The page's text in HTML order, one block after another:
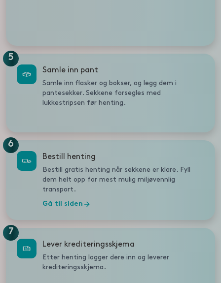
5
Samle inn pant
Samle inn flasker og bokser, og legg dem i
pantesekker. Sekkene forsegles med
lukkestripsen før henting.
6
Bestill henting
Bestill gratis henting når sekkene er klare. Fyll
dem helt opp for mest mulig miljøvennlig
transport.
Gå til siden
7
Lever krediteringsskjema
Etter henting logger dere inn og leverer
krediteringsskjema.